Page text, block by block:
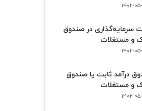
۰۵-۳۱
سرمایه‌گذاری در صندوق
و مستغلات
۰۵-۳۱
درآمد ثابت یا صندوق
و مستغلات
۰۵-۳۱